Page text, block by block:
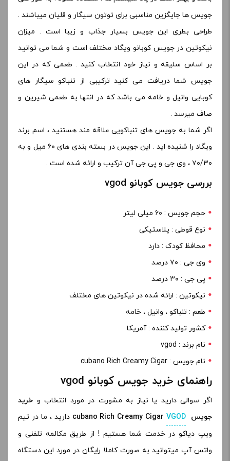
جویس ها جایگزین مناسبی برای توتون سیگار و قلیان میباشند .
طراحی بطری این جویس بسیار جذاب و زیبا است . میزان
نیکوتین در جویس کوبانو ویگاد مختلف است و شما می توانید
بر اساس سلیقه و نیاز خود انتخاب کنید . طعمی که در این
جویس شما دریافت می کنید ترکیبی از تنباکو سیگار های
کوبایی وانیل و خامه می باشد که در انتها به طعمی شیرین و
صاف میرسد .
اگر شما به جویس های تنباکویی علاقه مند هستنید ، اسم برند
ویگاد را شنیده اید . این جویس در بسته بندی های ۶۰ میل و به
۷۰/۳۰ ، وی جی و پی جی آن ترکیب و ارائه شده است .
بررسی جویس کوبانو vgod
حجم جویس : ۶۰ میلی لیتر
نوع قوطی : پلاستیکی
محافظ کودک : دارد
وی جی : ۷۰ درصد
پی جی : ۳۰ درصد
نیکوتین : ارائه شده در نیکوتین های مختلف
طعم : تنباکو ، وانیل ، خامه
کشور تولید کننده : آمریکا
نام برند : vgod
نام جویس : cubano Rich Creamy Cigar
راهنمای خرید جویس کوبانو vgod
اگر سوالی دارید یا نیاز به مشورت در مورد انتخاب و خرید
جویس VGOD
cubano Rich Creamy Cigar
دارید ، ما در تیم
ویپ دیاکو در خدمت شما هستیم ! از طریق مکالمه تلفنی و
واتس آپ میتوانید به صورت کاملا رایگان در مورد این دستگاه